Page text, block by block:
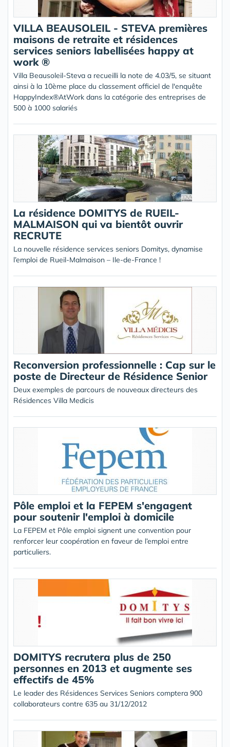
VILLA BEAUSOLEIL - STEVA premières
maisons de retraite et résidences
services seniors labellisées happy at
work ®
Villa Beausoleil-Steva a recueilli la note de 4.03/5, se situant
ainsi à la 10ème place du classement officiel de l'enquête
HappyIndex®AtWork dans la catégorie des entreprises de
500 à 1000 salariés
La résidence DOMITYS de RUEIL-
MALMAISON qui va bientôt ouvrir
RECRUTE
La nouvelle résidence services seniors Domitys, dynamise
l’emploi de Rueil-Malmaison – Ile-de-France !
Reconversion professionnelle : Cap sur le
poste de Directeur de Résidence Senior
Deux exemples de parcours de nouveaux directeurs des
Résidences Villa Medicis
Pôle emploi et la FEPEM s'engagent
pour soutenir l'emploi à domicile
La FEPEM et Pôle emploi signent une convention pour
renforcer leur coopération en faveur de l’emploi entre
particuliers.
DOMITYS recrutera plus de 250
personnes en 2013 et augmente ses
effectifs de 45%
Le leader des Résidences Services Seniors comptera 900
collaborateurs contre 635 au 31/12/2012